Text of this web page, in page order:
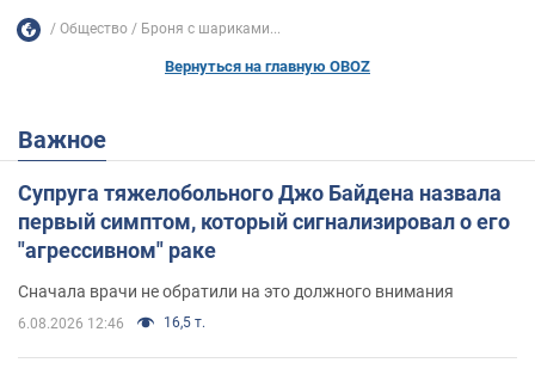
Общество Броня с шариками...
Вернуться на главную OBOZ
Важное
Супруга тяжелобольного Джо Байдена назвала
первый симптом, который сигнализировал о его
"агрессивном" раке
Сначала врачи не обратили на это должного внимания
6.08.2026 12:46 16,5 т.